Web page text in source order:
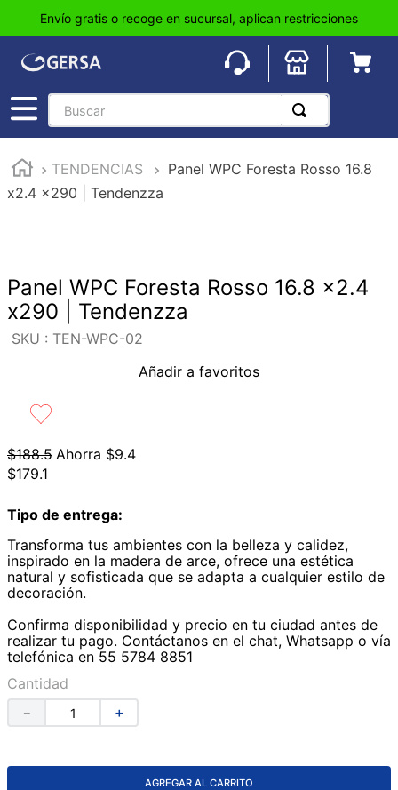
Envío gratis o recoge en sucursal, aplican restricciones
Buscar
TENDENCIAS
Panel WPC Foresta Rosso 16.8
x2.4 x290 | Tendenzza
Panel WPC Foresta Rosso 16.8 x2.4
x290 | Tendenzza
: TEN-WPC-02
Añadir a favoritos
$188.5 Ahorra $9.4
$179.1
Tipo de entrega:
Transforma tus ambientes con la belleza y calidez,
inspirado en la madera de arce, ofrece una estética
natural y sofisticada que se adapta a cualquier estilo de
decoración.
Confirma disponibilidad y precio en tu ciudad antes de
realizar tu pago. Contáctanos en el chat, Whatsapp o vía
telefónica en 55 5784 8851
Cantidad
＋
－
AGREGAR AL CARRITO
1.
pisos
2.
loseta
5.
lavabo
6
10. azulejos